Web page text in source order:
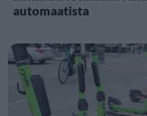
automaatista